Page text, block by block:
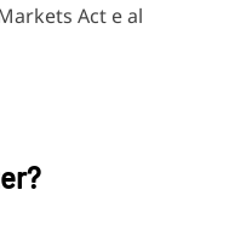
Act e al